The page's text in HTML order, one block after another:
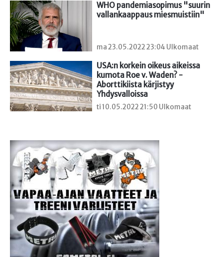
WHO pandemiasopimus "suurin
vallankaappaus miesmuistiin"
ma 23.05.2022 23:04 Ulkomaat
USA:n korkein oikeus aikeissa
kumota Roe v. Waden? -
Aborttikiista kärjistyy
Yhdysvalloissa
ti 10.05.2022 21:50 Ulkomaat